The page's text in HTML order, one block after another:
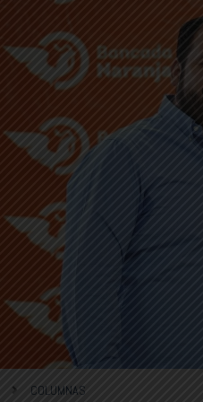
COLUMNAS